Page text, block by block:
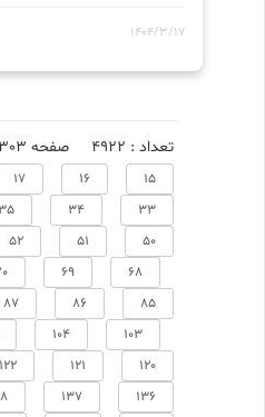
1404/3/17
تعداد : 4922 صفحه 303 از 547
15
16
17
33
34
35
50
51
52
68
69
85
86
87
103
104
120
121
122
136
137